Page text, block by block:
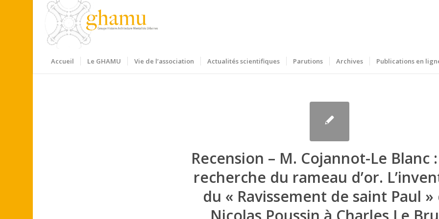
Accueil Le GHAMU Vie de l’association Actualités scientifiques Parutions Archives Publications en
Recension – M. Cojannot-Le Blanc
recherche du rameau d’or.
du « Ravissement de saint Paul »